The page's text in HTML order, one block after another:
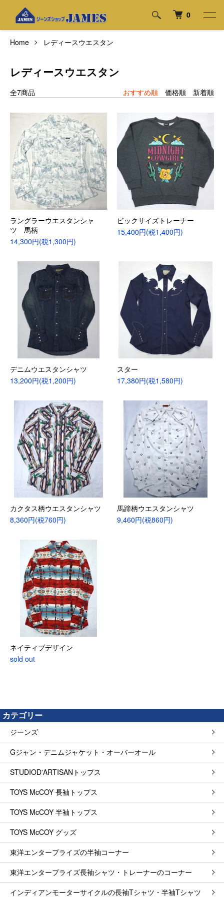
0
Home レディースウエスタン
レディースウエスタン
全7商品 おすすめ順 価格順 新着順
ラングラーウエスタンシャ
ツ 馬柄
14,300円(税1,300円)
ビックサイズトレーナー
15,400円(税1,400円)
デニムウエスタンシャツ
13,200円(税1,200円)
スター
17,380円(税1,580円)
カクタス柄ウエスタンシャツ
8,360円(税760円)
馬蹄柄ウエスタンシャツ
9,460円(税860円)
ネイティブデザイン
sold out
カテゴリー
ジーンズ
Gジャン・デニムジャケット・オーバーオール
STUDIOD'ARTISANトップス
TOYS McCOY 長袖トップス
TOYS McCOY 半袖トップス
TOYS McCOY グッズ
東洋エンタープライズの半袖コーナー
東洋エンタープライズ長袖シャツ・トレーナーのコーナー
インディアンモーターサイクルの長袖Tシャツ・半袖Tシャツ